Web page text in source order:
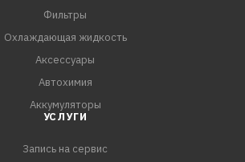
Фильтры
Охлаждающая жидкость
Аксессуары
Автохимия
Аккумуляторы
УСЛУГИ
Запись на сервис